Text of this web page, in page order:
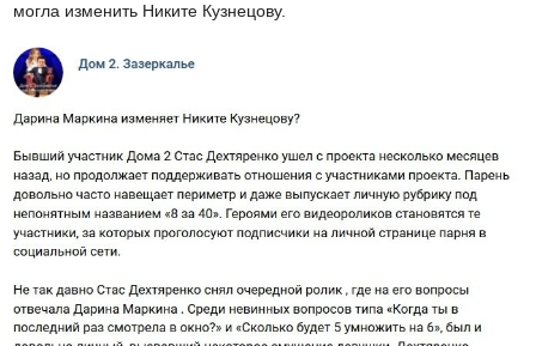
могла изменить Никите Кузнецову.